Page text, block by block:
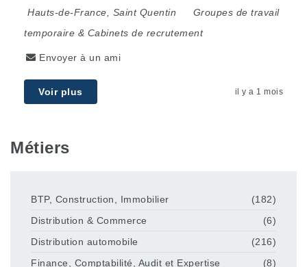
Hauts-de-France
Saint Quentin
Groupes de travail
temporaire & Cabinets de recrutement
Envoyer à un ami
Voir plus il y a 1 mois
Métiers
BTP, Construction, Immobilier
(182)
Distribution & Commerce
(6)
Distribution automobile
(216)
Finance, Comptabilité, Audit et Expertise
(8)